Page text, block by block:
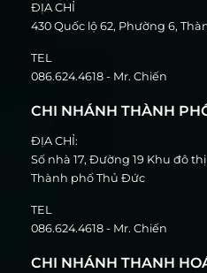
ĐỊA CHỈ
430 Quốc lộ 62, Phường 6,
TEL
086.624.4618 - Mr. Chiến
CHI NHÁNH THÀNH
ĐỊA CHỈ:
Số nhà 17, Đường 19 Khu đô
Thành phố Thủ Đức
TEL
086.624.4618 - Mr. Chiến
CHI NHÁNH THANH